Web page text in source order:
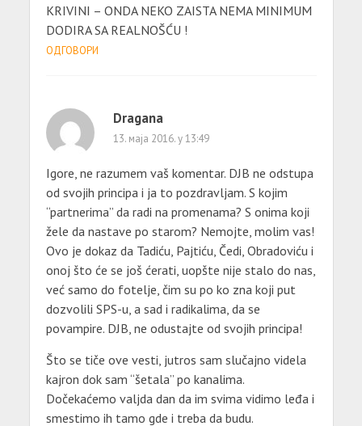
KRIVINI – ONDA NEKO ZAISTA NEMA MINIMUM
DODIRA SA REALNOŠĆU !
ОДГОВОРИ
Dragana
13. маја 2016. у 13:49
Igore, ne razumem vaš komentar. DJB ne odstupa
od svojih principa i ja to pozdravljam. S kojim
“partnerima” da radi na promenama? S onima koji
žele da nastave po starom? Nemojte, molim vas!
Ovo je dokaz da Tadiću, Pajtiću, Čedi, Obradoviću i
onoj što će se još ćerati, uopšte nije stalo do nas,
već samo do fotelje, čim su po ko zna koji put
dozvolili SPS-u, a sad i radikalima, da se
povampire. DJB, ne odustajte od svojih principa!
Što se tiče ove vesti, jutros sam slučajno videla
kajron dok sam “šetala” po kanalima.
Dočekaćemo valjda dan da im svima vidimo leđa i
smestimo ih tamo gde i treba da budu.